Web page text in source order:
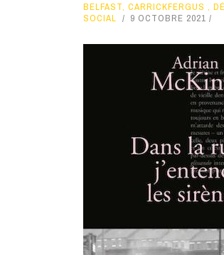
BELFAST, CARRICKFERGUS ,
SOCIAL
9 OCTOBRE 2021